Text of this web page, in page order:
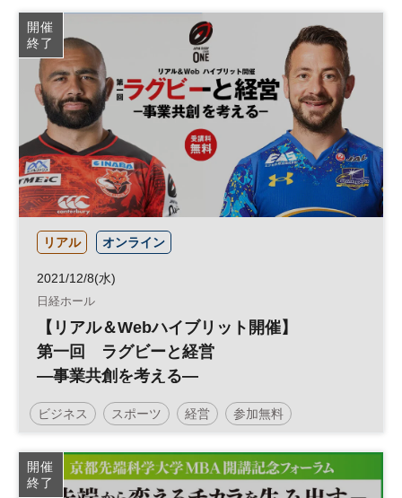
DX
日経オンラインセミナー
開催
終了
リアル オンライン
2021/12/8(水)
日経ホール
【リアル＆Webハイブリット開催】
第一回 ラグビーと経営
―事業共創を考える―
ビジネス スポーツ 経営 参加無料
開催
終了